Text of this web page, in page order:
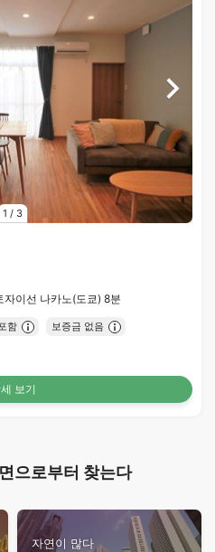
1 / 3
자이선 나카노(도쿄) 8분
함 보증금 없음
보기
으로부터 찾는다
자연이 많다